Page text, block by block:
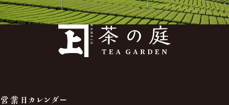
営業日カレンダー